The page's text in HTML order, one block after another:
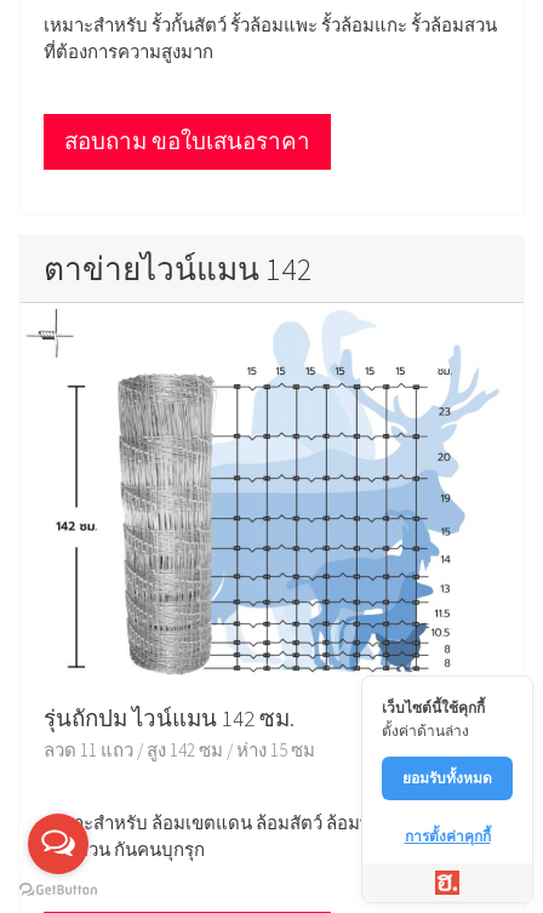
เหมาะสำหรับ รั้วกั้นสัตว์ รั้วล้อมแพะ รั้วล้อมแกะ รั้วล้อมสวน
ที่ต้องการความสูงมาก
สอบถาม ขอใบเสนอราคา
ตาข่ายไวน์แมน 142
รุ่นถักปม ไวน์แมน 142 ซม.
ลวด 11 แถว / สูง 142 ซม / ห่าง 15 ซม
เหมาะสำหรับ ล้อมเขตแดน ล้อมสัตว์ ล้อมพื้นที่ ล้อมบ้าน
ล้อมสวน กันคนบุกรุก
เว็บไซต์นี้ใช้คุกกี้
ตั้งค่าด้านล่าง
ยอมรับทั้งหมด
การตั้งค่าคุกกี้